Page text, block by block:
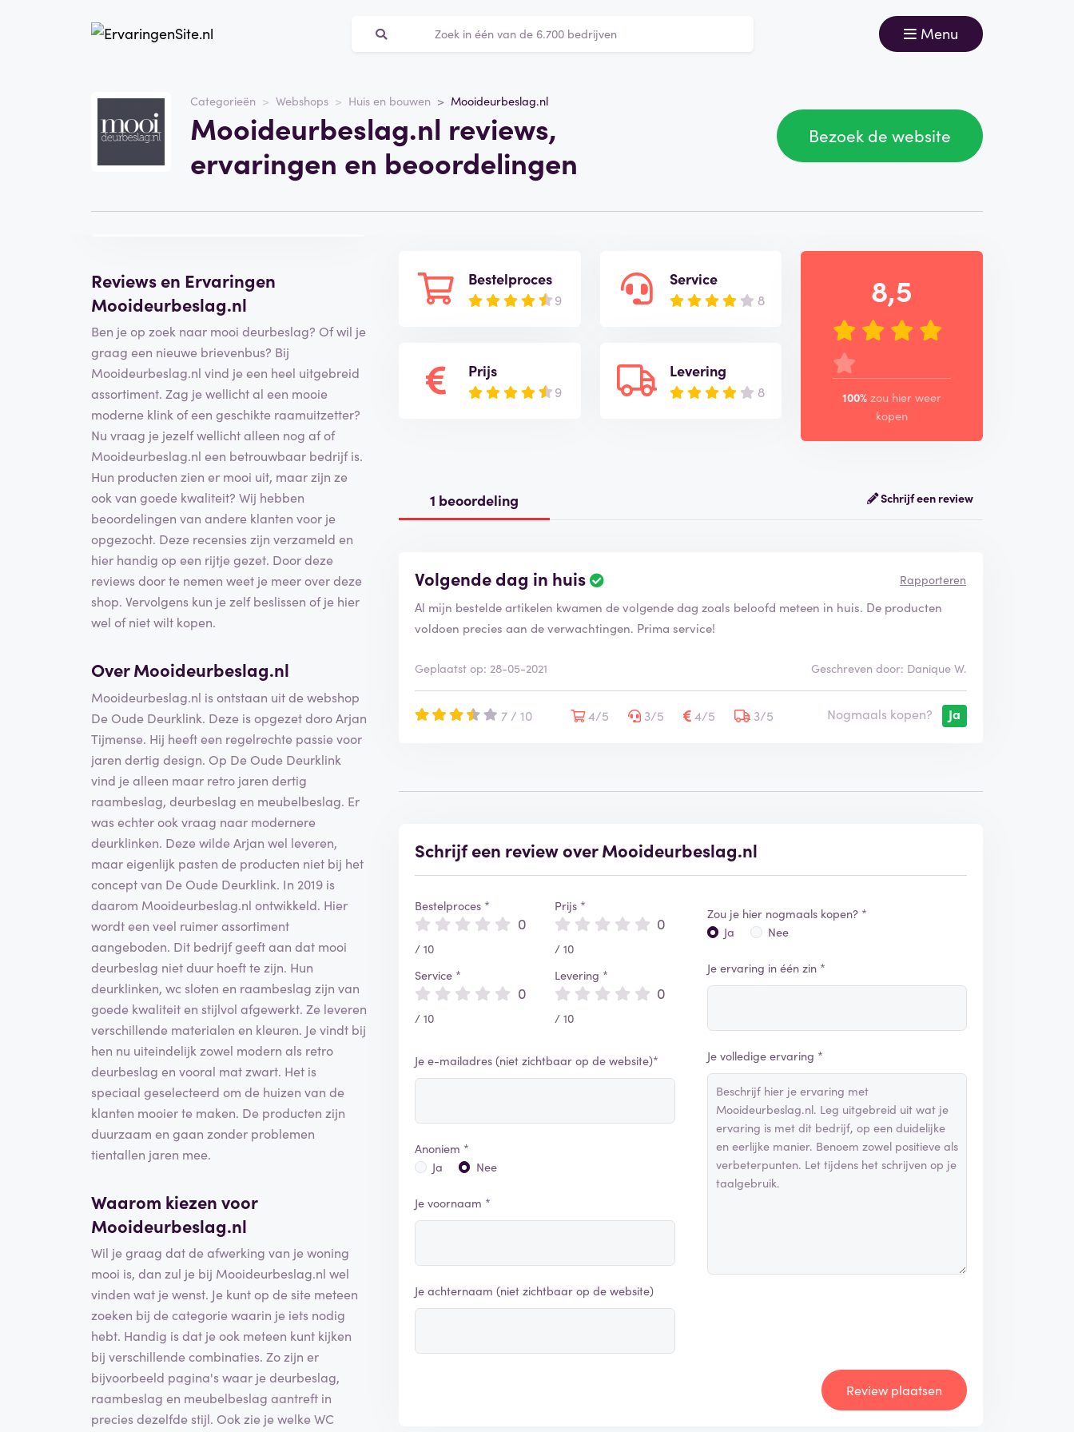
Menu
Categorieën Webshops Huis en bouwen Mooideurbeslag.nl
Mooideurbeslag.nl reviews,
ervaringen en beoordelingen
Bezoek de website
mooideurbeslag.nl
Categorie
Webshops
Schrijf een
Reviews en Ervaringen
Mooideurbeslag.nl
Ben je op zoek naar mooi deurbeslag? Of wil je
graag een nieuwe brievenbus? Bij
Mooideurbeslag.nl vind je een heel uitgebreid
assortiment. Zag je wellicht al een mooie
moderne klink of een geschikte raamuitzetter?
Nu vraag je jezelf wellicht alleen nog af of
Mooideurbeslag.nl een betrouwbaar bedrijf is.
Hun producten zien er mooi uit, maar zijn ze
ook van goede kwaliteit? Wij hebben
beoordelingen van andere klanten voor je
opgezocht. Deze recensies zijn verzameld en
hier handig op een rijtje gezet. Door deze
reviews door te nemen weet je meer over deze
shop. Vervolgens kun je zelf beslissen of je hier
wel of niet wilt kopen.
Over Mooideurbeslag.nl
Mooideurbeslag.nl is ontstaan uit de webshop
De Oude Deurklink. Deze is opgezet doro Arjan
Tijmense. Hij heeft een regelrechte passie voor
jaren dertig design. Op De Oude Deurklink
vind je alleen maar retro jaren dertig
raambeslag, deurbeslag en meubelbeslag. Er
was echter ook vraag naar modernere
deurklinken. Deze wilde Arjan wel leveren,
maar eigenlijk pasten de producten niet bij het
concept van De Oude Deurklink. In 2019 is
daarom Mooideurbeslag.nl ontwikkeld. Hier
wordt een veel ruimer assortiment
aangeboden. Dit bedrijf geeft aan dat mooi
deurbeslag niet duur hoeft te zijn. Hun
deurklinken, wc sloten en raambeslag zijn van
goede kwaliteit en stijlvol afgewerkt. Ze leveren
verschillende materialen en kleuren. Je vindt bij
hen nu uiteindelijk zowel modern als retro
deurbeslag en vooral mat zwart. Het is
speciaal geselecteerd om de huizen van de
klanten mooier te maken. De producten zijn
duurzaam en gaan zonder problemen
tientallen jaren mee.
Waarom kiezen voor
Mooideurbeslag.nl
Wil je graag dat de afwerking van je woning
mooi is, dan zul je bij Mooideurbeslag.nl wel
vinden wat je wenst. Je kunt op de site meteen
zoeken bij de categorie waarin je iets nodig
hebt. Handig is dat je ook meteen kunt kijken
bij verschillende combinaties. Zo zijn er
bijvoorbeeld pagina's waar je deurbeslag,
raambeslag en meubelbeslag aantreft in
precies dezelfde stijl. Ook zie je welke WC
Bestelproces
9
Prijs
9
Service
8
Levering
8
8,5
100% zou hier weer
kopen
1 beoordeling Schrijf een review
Volgende dag in huis Rapporteren
Al mijn bestelde artikelen kwamen de volgende dag zoals beloofd meteen in huis. De producten
voldoen precies aan de verwachtingen. Prima service!
Geplaatst op: 28-05-2021 Geschreven door: Danique W.
7 / 10 4/5 3/5 4/5 3/5 Nogmaals kopen? Ja
Schrijf een review over Mooideurbeslag.nl
Bestelproces *
0
/ 10
Service *
0
/ 10
Prijs *
0
/ 10
Levering *
0
/ 10
Je e-mailadres (niet zichtbaar op de website)*
Anoniem *
Ja
Nee
Je voornaam *
Je achternaam (niet zichtbaar op de website)
Zou je hier nogmaals kopen? *
Ja
Nee
Je ervaring in één zin *
Je volledige ervaring *
Review plaatsen